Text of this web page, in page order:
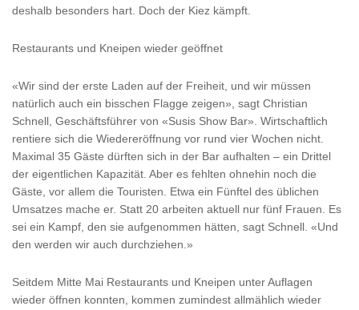
deshalb besonders hart. Doch der Kiez kämpft.
Restaurants und Kneipen wieder geöffnet
«Wir sind der erste Laden auf der Freiheit, und wir müssen
natürlich auch ein bisschen Flagge zeigen», sagt Christian
Schnell, Geschäftsführer von «Susis Show Bar». Wirtschaftlich
rentiere sich die Wiedereröffnung vor rund vier Wochen nicht.
Maximal 35 Gäste dürften sich in der Bar aufhalten – ein Drittel
der eigentlichen Kapazität. Aber es fehlten ohnehin noch die
Gäste, vor allem die Touristen. Etwa ein Fünftel des üblichen
Umsatzes mache er. Statt 20 arbeiten aktuell nur fünf Frauen. Es
sei ein Kampf, den sie aufgenommen hätten, sagt Schnell. «Und
den werden wir auch durchziehen.»
Seitdem Mitte Mai Restaurants und Kneipen unter Auflagen
wieder öffnen konnten, kommen zumindest allmählich wieder